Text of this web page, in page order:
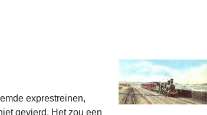
exprestreinen,
gevierd. Het zou een